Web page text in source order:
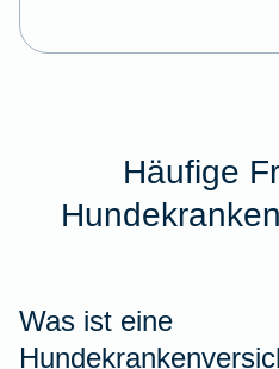
Häufige
Was ist eine